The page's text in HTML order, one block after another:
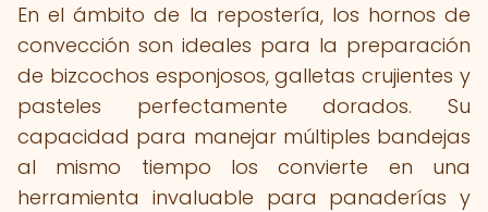
En el ámbito de la repostería, los hornos de
convección son ideales para la preparación
de bizcochos esponjosos, galletas crujientes y
pasteles perfectamente dorados. Su
capacidad para manejar múltiples bandejas
al mismo tiempo los convierte en una
herramienta invaluable para panaderías y